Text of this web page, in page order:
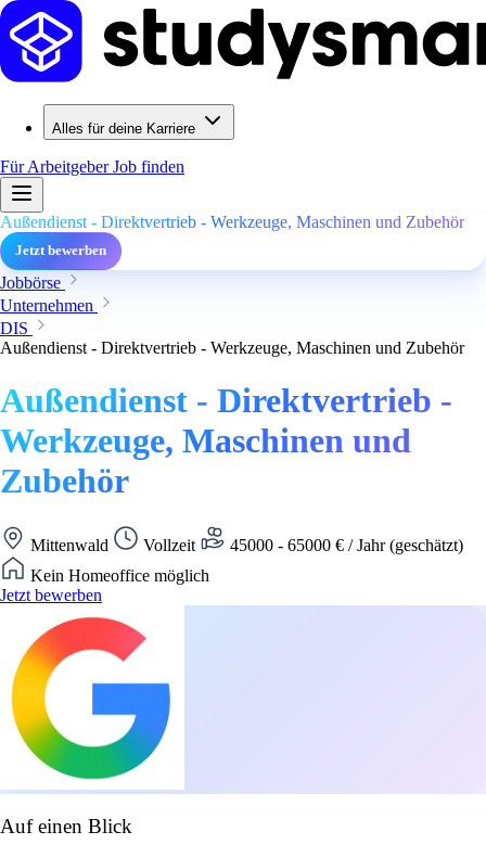
Alles für deine Karriere
Für ArbeitgeberJob finden
Außendienst - Direktvertrieb - Werkzeuge, Maschinen und Zubehör
Jetzt bewerben
Jobbörse
Unternehmen
DIS
Außendienst - Direktvertrieb - Werkzeuge, Maschinen und Zubehör
Außendienst - Direktvertrieb -
Werkzeuge, Maschinen und
Zubehör
Mittenwald Vollzeit
45000 - 65000 € / Jahr (geschätzt)
Kein Homeoffice möglich
Jetzt bewerben
Auf einen Blick